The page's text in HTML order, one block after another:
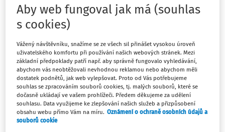
Michalina Gdula
Sledovat autora
Filtr
Počet vyhledaných dokumentů:1
Aby web fungoval jak má (souhlas
s cookies)
Vážený návštěvníku, snažíme se ze všech sil přinášet vysokou úroveň
uživatelského komfortu při používání našich webových stránek. Mezi
základní předpoklady patří např. aby správně fungovalo vyhledávání,
abychom vás neobtěžovali nevhodnou reklamou nebo abychom měli
dostatek podnětů, jak web vylepšovat. Proto od Vás potřebujeme
souhlas se zpracováním souborů cookies, tj. malých souborů, které se
dočasně ukládají ve vašem prohlížeči. Předem děkujeme za udělení
souhlasu. Data využijeme ke zlepšování našich služeb a přizpůsobení
obsahu webu přímo Vám na míru. Oznámení o ochraně osobních údajů a
souborů cookie